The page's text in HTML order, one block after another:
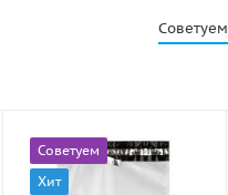
Советуем
Советуем
Хит